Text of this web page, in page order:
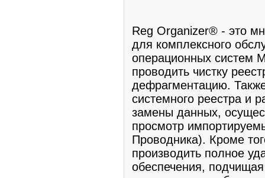
Reg Organizer® - это
для комплексного
операционных систем
проводить чистку
дефрагментацию.
системного реестра и
замены данных,
просмотр
Проводника). Кроме
производить полное
обеспечения,